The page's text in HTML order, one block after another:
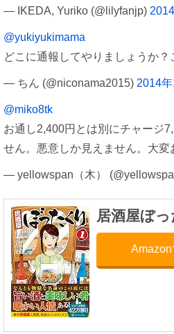
— IKEDA, Yuriko (@lilyfanjp)
@yukiyukimama
どこに通報してやりましょうか？
— ちん (@niconama2015) 2014
@miko8tk
お通し2,400円とは別にチャージ
せん。悪意しか見えません。大変
— yellowspan（木）
居酒屋ぼ